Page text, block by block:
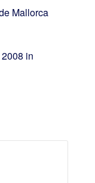
Mallorca
in